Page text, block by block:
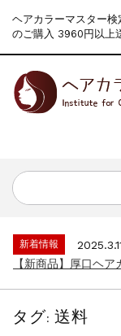
ヘアカラーマスター
のご購入 3960円以上
在庫処分セールのお
新着情報
新着情報
【新商品】厚口ヘ
新着情報
2026.7.13
タグ:送料